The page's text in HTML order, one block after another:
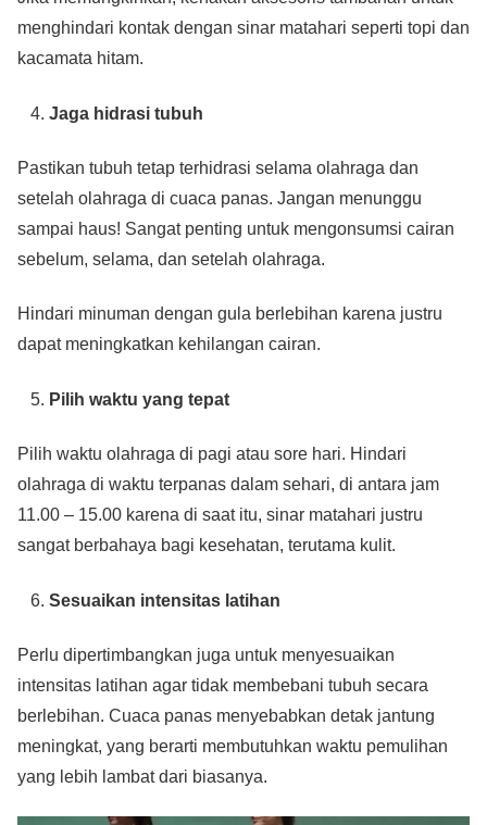
menghindari kontak dengan sinar matahari seperti topi dan
kacamata hitam.
Jaga hidrasi tubuh
Pastikan tubuh tetap terhidrasi selama olahraga dan
setelah olahraga di cuaca panas. Jangan menunggu
sampai haus! Sangat penting untuk mengonsumsi cairan
sebelum, selama, dan setelah olahraga.
Hindari minuman dengan gula berlebihan karena justru
dapat meningkatkan kehilangan cairan.
Pilih waktu yang tepat
Pilih waktu olahraga di pagi atau sore hari. Hindari
olahraga di waktu terpanas dalam sehari, di antara jam
11.00 – 15.00 karena di saat itu, sinar matahari justru
sangat berbahaya bagi kesehatan, terutama kulit.
Sesuaikan intensitas latihan
Perlu dipertimbangkan juga untuk menyesuaikan
intensitas latihan agar tidak membebani tubuh secara
berlebihan. Cuaca panas menyebabkan detak jantung
meningkat, yang berarti membutuhkan waktu pemulihan
yang lebih lambat dari biasanya.